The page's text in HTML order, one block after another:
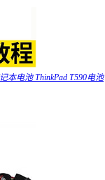
本电池 ThinkPad T590电池